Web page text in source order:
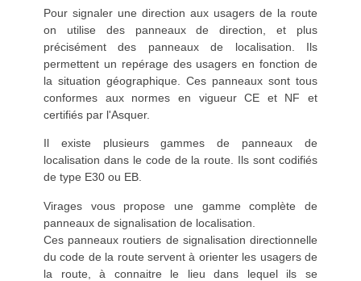
Pour signaler une direction aux usagers de la route
on utilise des panneaux de direction, et plus
précisément des panneaux de localisation. Ils
permettent un repérage des usagers en fonction de
la situation géographique. Ces panneaux sont tous
conformes aux normes en vigueur CE et NF et
certifiés par l'Asquer.
Il existe plusieurs gammes de panneaux de
localisation dans le code de la route. Ils sont codifiés
de type E30 ou EB.
Virages vous propose une gamme complète de
panneaux de signalisation de localisation.
Ces panneaux routiers de signalisation directionnelle
du code de la route servent à orienter les usagers de
la route, à connaitre le lieu dans lequel ils se